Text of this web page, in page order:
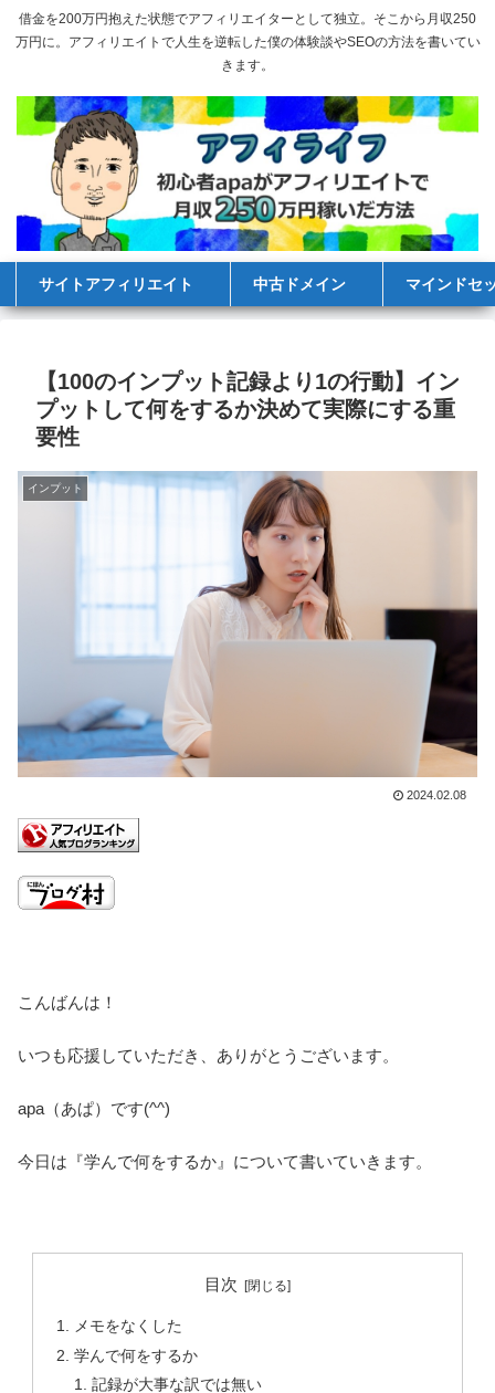
借金を200万円抱えた状態でアフィリエイターとして独立。そこから月収250
万円に。アフィリエイトで人生を逆転した僕の体験談やSEOの方法を書いてい
きます。
サイトアフィリエイト 中古ドメイン マインドセ
【100のインプット記録より1の行動】イン
プットして何をするか決めて実際にする重
要性
インプット
2024.02.08
こんばんは！
いつも応援していただき、ありがとうございます。
apa（あぱ）です(^^)
今日は『学んで何をするか』について書いていきます。
目次
メモをなくした
学んで何をするか
記録が大事な訳では無い